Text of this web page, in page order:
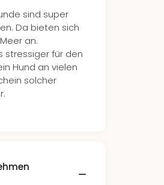
sind super
Da bieten sich
an.
stressiger für den
Hund an vielen
solcher